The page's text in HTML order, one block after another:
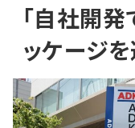
「自社開
ッケージ